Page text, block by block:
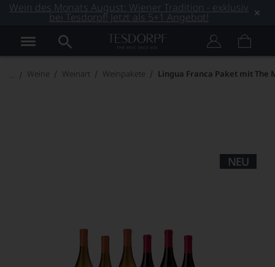
Wein des Monats August: Wiener Tradition - exklusiv
bei Tesdorpf! Jetzt als 5+1 Angebot!
Weine Weinart Weinpakete Lingua Franca Paket mit The
NEU